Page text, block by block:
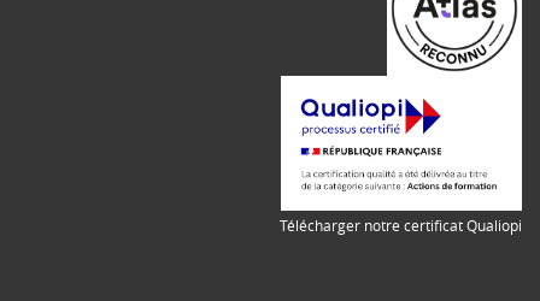
Télécharger notre certificat Qualiopi